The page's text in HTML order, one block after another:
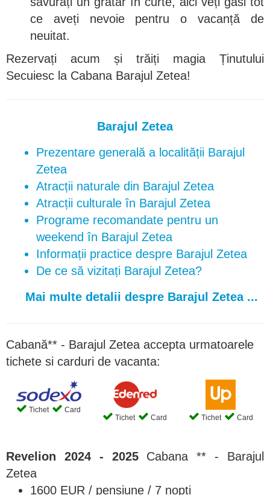
ce aveți nevoie pentru o vacanță de
neuitat.
Rezervați acum și trăiți magia Ținutului
Secuiesc la Cabana Barajul Zetea!
Barajul Zetea
Prezentare generală a localității Barajul
Zetea
Atracții naturale din Barajul Zetea
Atracții culturale în Barajul Zetea
Programe recomandate pentru un
weekend în Barajul Zetea
Informații practice despre Barajul Zetea
De ce să vizitați Barajul Zetea?
Mai multe detalii despre Barajul Zetea ...
Cabană** - Barajul Zetea accepta urmatoarele
tichete si carduri de vacanta:
Tichet
Card
Tichet
Card Tichet Card
Revelion 2024 - 2025 Cabana ** - Barajul
Zetea
1600 EUR / pensiune / 7 nopti